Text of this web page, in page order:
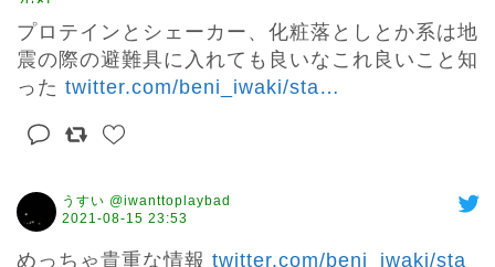
プロテインとシェーカー、化粧落としとか系は地
震の際の避難具に入れても良いなこれ良いこと知
った twitter.com/beni_iwaki/sta…
うすい @iwanttoplaybad
2021-08-15 23:53
めっちゃ貴重な情報 twitter.com/beni_iwaki/sta